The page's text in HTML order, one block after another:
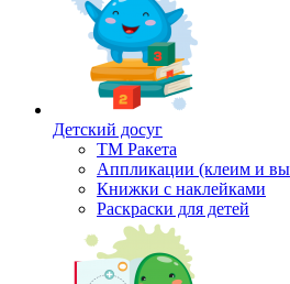
Детский досуг
ТМ Ракета
Аппликации (клеим и
Книжки с наклейками
Раскраски для детей